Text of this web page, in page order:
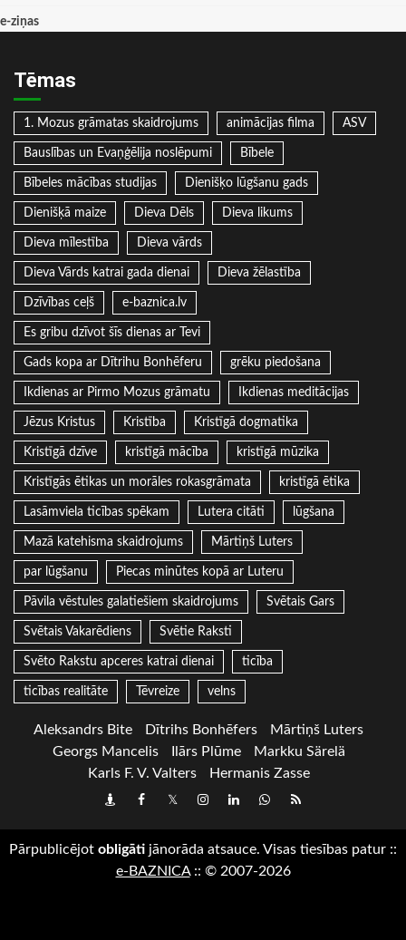
e-ziņas
Tēmas
1. Mozus grāmatas skaidrojums animācijas filma ASV
Bauslības un Evaņģēlija noslēpumi Bībele
Bībeles mācības studijas Dienišķo lūgšanu gads
Dienišķā maize Dieva Dēls Dieva likums
Dieva mīlestība Dieva vārds
Dieva Vārds katrai gada dienai Dieva žēlastība
Dzīvības ceļš e-baznica.lv
Es gribu dzīvot šīs dienas ar Tevi
Gads kopa ar Dītrihu Bonhēferu grēku piedošana
Ikdienas ar Pirmo Mozus grāmatu Ikdienas meditācijas
Jēzus Kristus Kristība Kristīgā dogmatika
Kristīgā dzīve kristīgā mācība kristīgā mūzika
Kristīgās ētikas un morāles rokasgrāmata kristīgā ētika
Lasāmviela ticības spēkam Lutera citāti lūgšana
Mazā katehisma skaidrojums Mārtiņš Luters
par lūgšanu Piecas minūtes kopā ar Luteru
Pāvila vēstules galatiešiem skaidrojums Svētais Gars
Svētais Vakarēdiens Svētie Raksti
Svēto Rakstu apceres katrai dienai ticība
ticības realitāte Tēvreize velns
Aleksandrs Bite Dītrihs Bonhēfers
Mārtiņš Luters
Georgs Mancelis
Ilārs Plūme
Markku Särelä
Karls F. V. Valters
Hermanis Zasse
DraugiemFacebook
TwitterInstagram
LinkedInwhatsapp
RSS
Pārpublicējot obligāti jānorāda atsauce. Visas tiesības patur ::
e-BAZNICA:: © 2007-2026